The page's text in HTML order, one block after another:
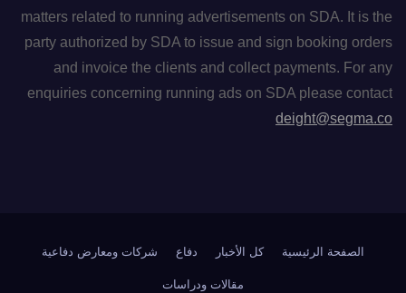
matters related to running advertisements on SDA. It is the
party authorized by SDA to issue and sign booking orders
and invoice the clients and collect payments. For any
enquiries concerning running ads on SDA please contact
deight@segma.co
الصفحة الرئيسية كل الأخبار دفاع شركات ومعارض دفاعية
مقالات ودراسات